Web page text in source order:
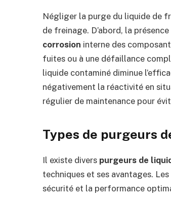
Négliger la purge du liquide de
de freinage. D’abord, la
corrosion interne des
fuites ou à une défaillance
liquide contaminé diminue
négativement la réactivité en
régulier de maintenance pour
Types de purgeurs
Il existe divers purgeurs de
techniques et ses avantages.
sécurité et la performance